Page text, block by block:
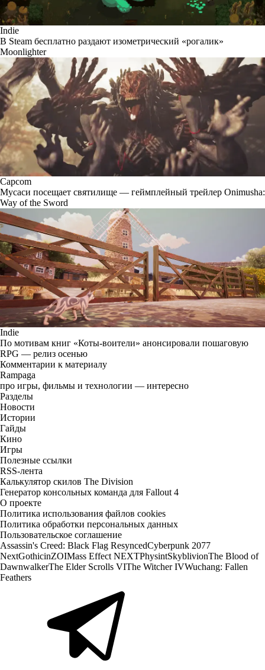
Indie
В Steam бесплатно раздают изометрический «рогалик»
Moonlighter
Capcom
Мусаси посещает святилище — геймплейный трейлер Onimusha:
Way of the Sword
Indie
По мотивам книг «Коты-воители» анонсировали пошаговую
RPG — релиз осенью
Комментарии к материалу
Rampaga
про игры, фильмы и технологии — интересно
Разделы
Новости
Истории
Гайды
Кино
Игры
Полезные ссылки
RSS-лента
Калькулятор скилов The Division
Генератор консольных команда для Fallout 4
О проекте
Политика использования файлов cookies
Политика обработки персональных данных
Пользовательское соглашение
Assassin's Creed: Black Flag ResyncedCyberpunk 2077
NextGothicinZOIMass Effect NEXTPhysintSkyblivionThe Blood of
DawnwalkerThe Elder Scrolls VIThe Witcher IVWuchang: Fallen
Feathers